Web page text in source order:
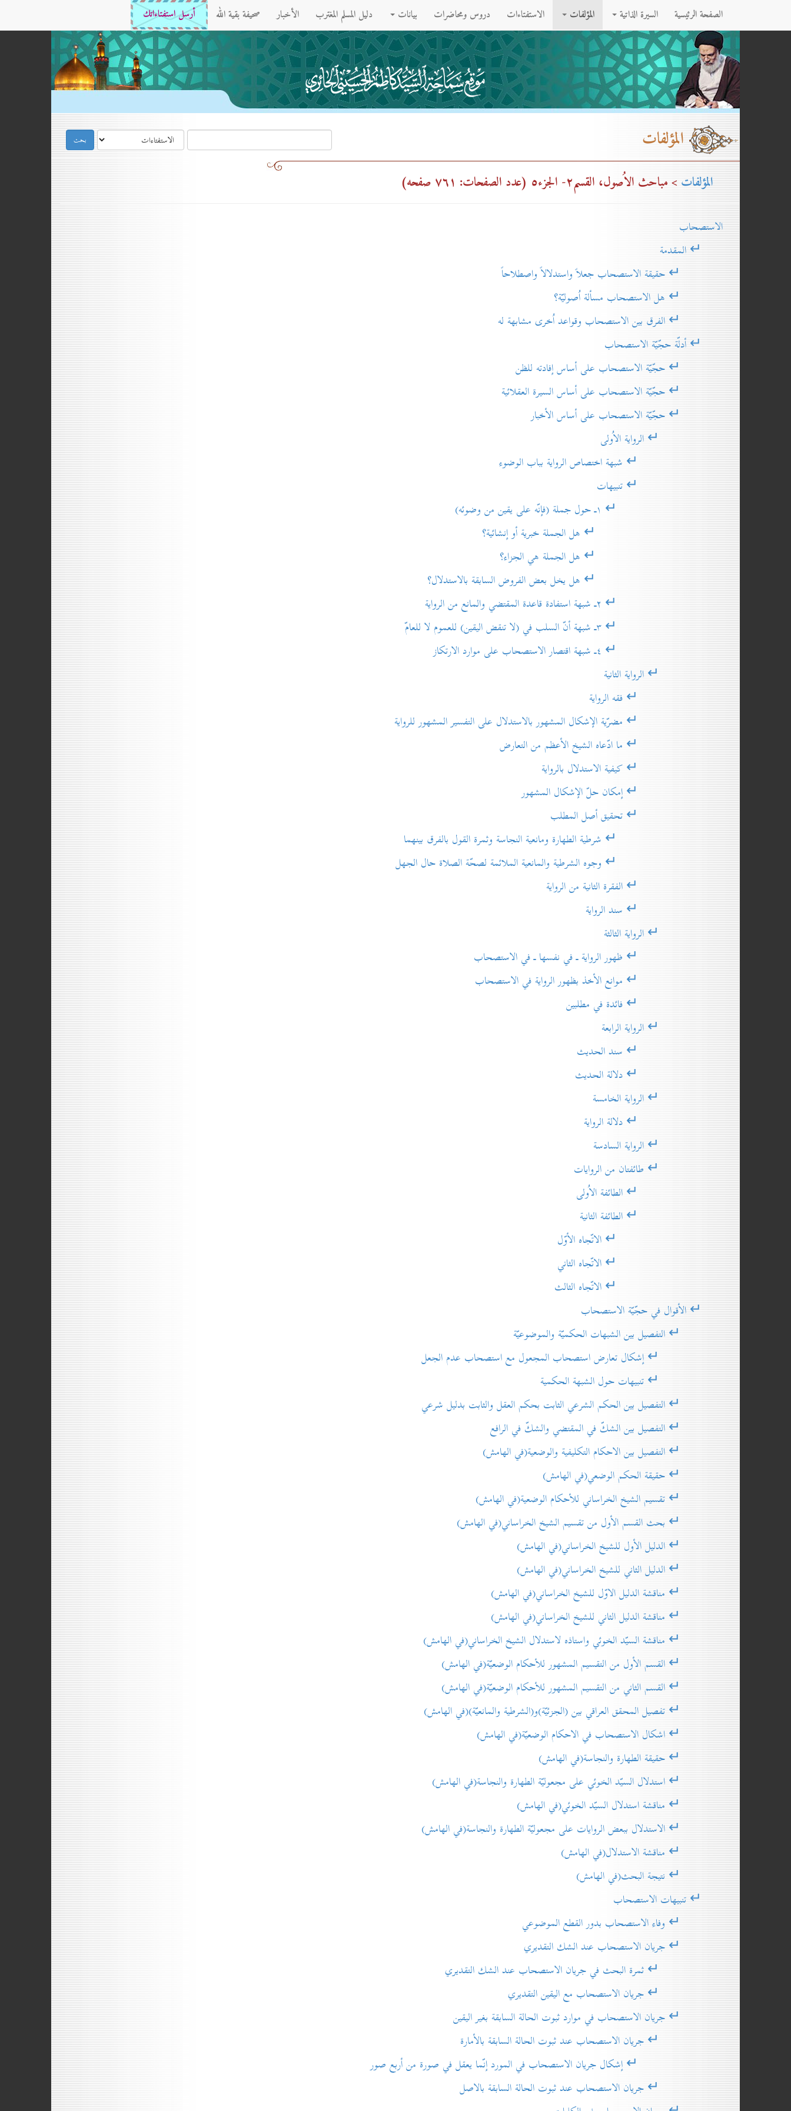
الصفحة الرئيسية السيرة الذاتية المؤلفات الاستفتاءات دروس ومحاضرات بيانات دليل المسلم المغترب الأخبار صحيفة بقية الله أرسل استفتاءاتك
المؤلفات
المؤلفات> مباحث الاُصول، القسم۲- الجزء٥ (عدد الصفحات: ۷٦۱ صفحه)
الاستصحاب
↵ المقدمة
↵ حقيقة الاستصحاب جعلاً واستدلالاً واصطلاحاً
↵ هل الاستصحاب مسألة اُصوليّة؟
↵ الفرق بين الاستصحاب وقواعد اُخرى مشابهة له
↵ أدلّة حجّيّة الاستصحاب
↵ حجّيّة الاستصحاب على أساس إفادته للظن
↵ حجّيّة الاستصحاب على أساس السيرة العقلائية
↵ حجّيّة الاستصحاب على أساس الأخبار
↵ الرواية الاُولى
↵ شبهة اختصاص الرواية بباب الوضوء
↵ تنبيهات
↵ ۱ـ حول جملة (فإنّه على يقين من وضوئه)
↵ هل الجملة خبرية أو إنشائية؟
↵ هل الجملة هي الجزاء؟
↵ هل يخل بعض الفروض السابقة بالاستدلال؟
↵ ۲ـ شبهة استفادة قاعدة المقتضي والمانع من الرواية
↵ ۳ـ شبهة أنّ السلب في (لا تنقض اليقين) للعموم لا للعامّ
↵ ٤ـ شبهة اقتصار الاستصحاب على موارد الارتكاز
↵ الرواية الثانية
↵ فقه الرواية
↵ مضرّية الإشكال المشهور بالاستدلال على التفسير المشهور للرواية
↵ ما ادّعاه الشيخ الأعظم من التعارض
↵ كيفية الاستدلال بالرواية
↵ إمكان حلّ الإشكال المشهور
↵ تحقيق أصل المطلب
↵ شرطية الطهارة ومانعية النجاسة وثمرة القول بالفرق بينهما
↵ وجوه الشرطية والمانعية الملائمة لصحّة الصلاة حال الجهل
↵ الفقرة الثانية من الرواية
↵ سند الرواية
↵ الرواية الثالثة
↵ ظهور الرواية ـ في نفسها ـ في الاستصحاب
↵ موانع الأخذ بظهور الرواية في الاستصحاب
↵ فائدة في مطلبين
↵ الرواية الرابعة
↵ سند الحديث
↵ دلالة الحديث
↵ الرواية الخامسة
↵ دلالة الرواية
↵ الرواية السادسة
↵ طائفتان من الروايات
↵ الطائفة الاُولى
↵ الطائفة الثانية
↵ الاتّجاه الأوّل
↵ الاتّجاه الثاني
↵ الاتّجاه الثالث
↵ الأقوال في حجّيّة الاستصحاب
↵ التفصيل بين الشبهات الحكميّة والموضوعيّة
↵ إشكال تعارض استصحاب المجعول مع استصحاب عدم الجعل
↵ تنبيهات حول الشبهة الحكمية
↵ التفصيل بين الحكم الشرعي الثابت بحكم العقل والثابت بدليل شرعي
↵ التفصيل بين الشكّ في المقتضي والشكّ في الرافع
↵ التفصيل بين الاحكام التكليفية والوضعية(في الهامش)
↵ حقيقة الحكم الوضعي(في الهامش)
↵ تقسيم الشيخ الخراساني للأحكام الوضعية(في الهامش)
↵ بحث القسم الأول من تقسيم الشيخ الخراساني(في الهامش)
↵ الدليل الأول للشيخ الخراساني(في الهامش)
↵ الدليل الثاني للشيخ الخراساني(في الهامش)
↵ مناقشة الدليل الاوّل للشيخ الخراساني(في الهامش)
↵ مناقشة الدليل الثاني للشيخ الخراساني(في الهامش)
↵ مناقشة السيّد الخوئي واستاذه لاستدلال الشيخ الخراساني(في الهامش)
↵ القسم الأول من التقسيم المشهور للأحكام الوضعيّة(في الهامش)
↵ القسم الثاني من التقسيم المشهور للأحكام الوضعيّة(في الهامش)
↵ تفصيل المحقق العراقي بين (الجزئيّة)و(الشرطية والمانعيّة)(في الهامش)
↵ اشكال الاستصحاب في الاحكام الوضعيّة(في الهامش)
↵ حقيقة الطهارة والنجاسة(في الهامش)
↵ استدلال السيّد الخوئي على مجعوليّة الطهارة والنجاسة(في الهامش)
↵ مناقشة استدلال السيّد الخوئي(في الهامش)
↵ الاستدلال ببعض الروايات على مجعوليّة الطهارة والنجاسة(في الهامش)
↵ مناقشة الاستدلال(في الهامش)
↵ نتيجة البحث(في الهامش)
↵ تنبيهات الاستصحاب
↵ وفاء الاستصحاب بدور القطع الموضوعي
↵ جريان الاستصحاب عند الشك التقديري
↵ ثمرة البحث في جريان الاستصحاب عند الشك التقديري
↵ جريان الاستصحاب مع اليقين التقديري
↵ جريان الاستصحاب في موارد ثبوت الحالة السابقة بغير اليقين
↵ جريان الاستصحاب عند ثبوت الحالة السابقة بالأمارة
↵ إشكال جريان الاستصحاب في المورد إنّما يعقل في صورة من أربع صور
↵ جريان الاستصحاب عند ثبوت الحالة السابقة بالاصل